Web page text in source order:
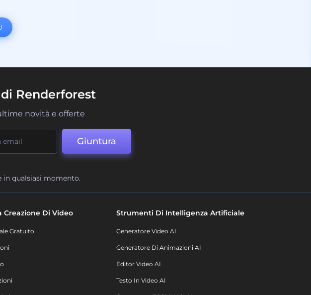
Renderforest
novità e offerte
Giuntura
in qualsiasi momento.
Creazione Di Video
Gratuito
Strumenti Di Intelligenza Artificiale
Generatore Video AI
Generatore Di Animazioni AI
Editor Video AI
Testo In Video AI